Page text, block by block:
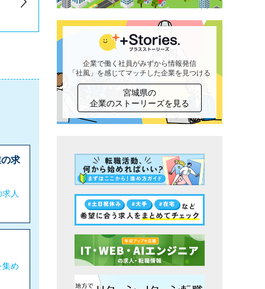
求
人
集め
企業で働く社員がみずから情報発信
「社風」を感じてマッチした企業を見つける
宮城県の
企業のストーリーズを見る